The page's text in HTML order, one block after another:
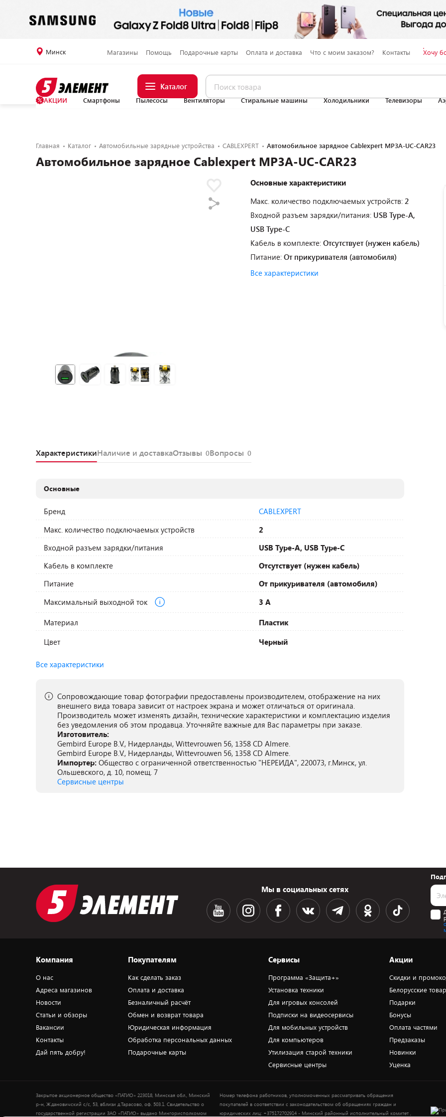
Минск Магазины Помощь Подарочные карты Оплата и доставка Что с моим заказом? Контакты Хочу
Каталог
АКЦИИ Смартфоны Пылесосы Вентиляторы Стиральные машины Холодильники Телевизоры
Главная Каталог Автомобильные зарядные устройства CABLEXPERT Автомобильное зарядное Cablexpert MP3A-UC-CAR23
Автомобильное зарядное Cablexpert MP3A-UC-CAR23
Основные характеристики
Макс. количество подключаемых устройств: 2
Входной разъем зарядки/питания: USB Type-A,
USB Type-C
Кабель в комплекте: Отсутствует (нужен кабель)
Питание: От прикуривателя (автомобиля)
Все характеристики
ХарактеристикиНаличие и доставкаОтзывы 0Вопросы 0
Основные
Бренд
CABLEXPERT
Макс. количество подключаемых устройств
2
Входной разъем зарядки/питания
USB Type-A, USB Type-C
Кабель в комплекте
Отсутствует (нужен кабель)
Питание
От прикуривателя (автомобиля)
Максимальный выходной ток
3 А
Материал
Пластик
Цвет
Черный
Все характеристики
Сопровождающие товар фотографии предоставлены производителем, отображение на них
внешнего вида товара зависит от настроек экрана и может отличаться от оригинала.
Производитель может изменять дизайн, технические характеристики и комплектацию изделия
без уведомления об этом продавца. Уточняйте важные для Вас параметры при заказе.
Изготовитель:
Gembird Europe B.V., Нидерланды, Wittevrouwen 56, 1358 CD Almere.
Gembird Europe B.V., Нидерланды, Wittevrouwen 56, 1358 CD Almere.
Импортер: Общество с ограниченной ответственностью "НЕРЕИДА", 220073, г.Минск, ул.
Ольшевского, д. 10, помещ. 7
Сервисные центры
Мы в социальных сетях
Компания
О нас
Адреса магазинов
Новости
Статьи и обзоры
Вакансии
Контакты
Дай пять добру!
Покупателям
Как сделать заказ
Оплата и доставка
Безналичный расчёт
Обмен и возврат товара
Юридическая информация
Обработка персональных данных
Подарочные карты
Сервисы
Программа «Защита+»
Установка техники
Для игровых консолей
Подписки на видеосервисы
Для мобильных устройств
Для компьютеров
Утилизация старой техники
Сервисные центры
Акции
Скидки и
Белорусские
Подарки
Бонусы
Оплата частями
Предзаказы
Новинки
Уценка
Закрытое акционерное общество «ПАТИО» 223018, Минская обл., Минский
р-н, Ждановичский с/с, 53, вблизи д.Тарасово, оф. 503.1. Свидетельство о
государственной регистрации ЗАО «ПАТИО» выдано Мингорисполкомом
Номер телефона работников, уполномоченных рассматривать обращения
покупателей в соответствии с законодательством об обращениях граждан и
юридических лиц: +375172702914 - Минский районный исполнительный комитет ,